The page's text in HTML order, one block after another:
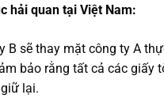
hải quan tại Việt Nam:
B sẽ thay mặt công ty A
bảo rằng tất cả các giấy
lại.